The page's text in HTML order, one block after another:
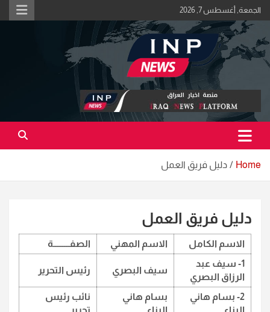
Skip
to
content
الجمعة, أغسطس 7, 2026
منصة اخبار العراق
اكبر منصة خبرية في العراق | #الحقيقة_اولاً
Home دليل فريق العمل
دليل فريق العمل
الاسم الكامل الاسم المهني
الصفـــــــــة
1- سيف عبد
الرزاق البصري
سيف البصري رئيس التحرير
2- بسام هاني
البناء
بسام هاني
البناء
نائب رئيس
تحرير